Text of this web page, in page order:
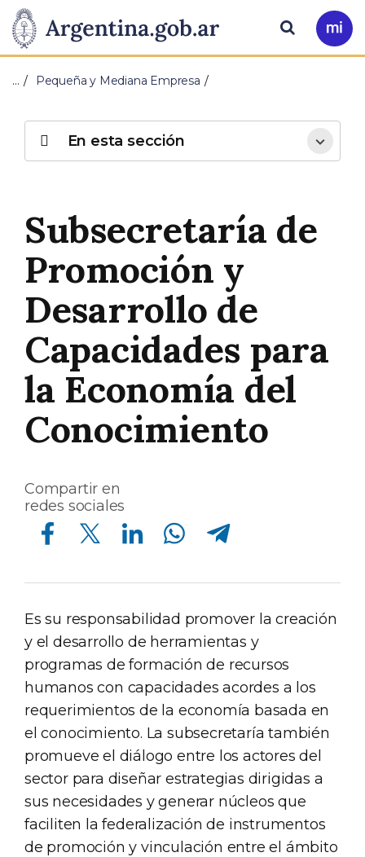
Presidencia
de
Nación
Pasar al contenido principal
Ir
a
Buscar
… Pequeña y Mediana Empresa
Subsecretaría de
Promoción y
Desarrollo de
Capacidades para
la Economía del
Conocimiento
Compartir en
redes sociales
Compartir en Facebook Compartir en Twitter Compartir en Linkedin Compartir en Whatsapp Compartir en Telegram
Es su responsabilidad promover la creación
y el desarrollo de herramientas y
programas de formación de recursos
humanos con capacidades acordes a los
requerimientos de la economía basada en
el conocimiento. La subsecretaría también
promueve el diálogo entre los actores del
sector para diseñar estrategias dirigidas a
sus necesidades y generar núcleos que
faciliten la federalización de instrumentos
de promoción y vinculación entre el ámbito
En esta sección